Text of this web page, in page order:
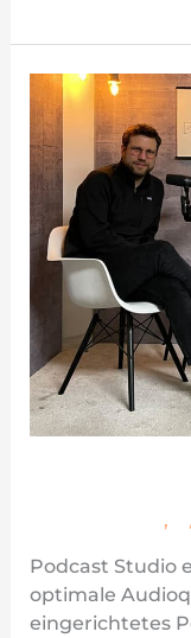
,
Podcast Studio
optimale
eingerichtetes
Podcast
Studio
einrichten